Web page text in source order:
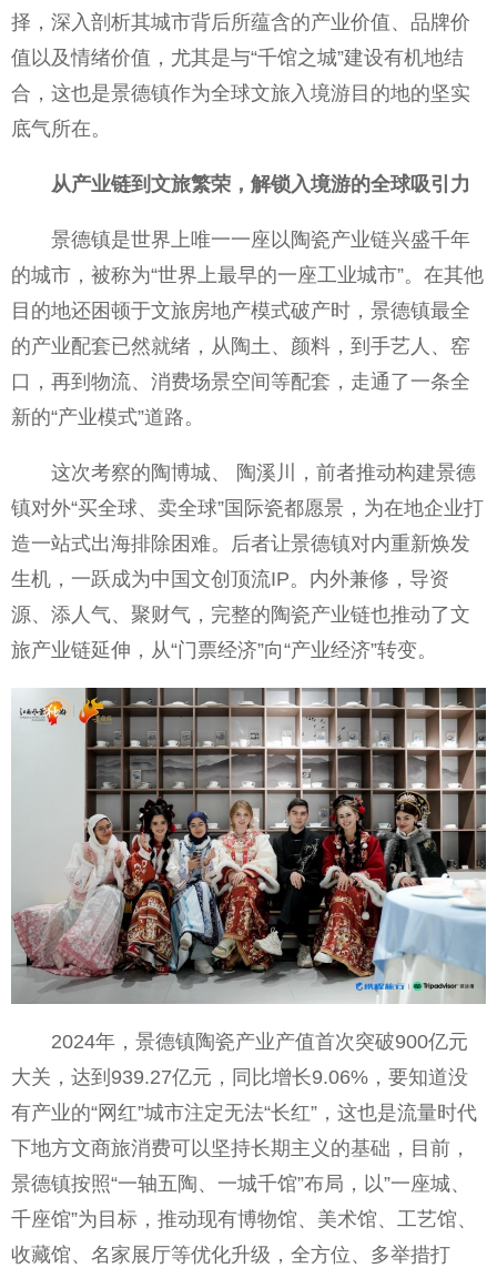
择，深入剖析其城市背后所蕴含的产业价值、品牌价
值以及情绪价值，尤其是与“千馆之城”建设有机地结
合，这也是景德镇作为全球文旅入境游目的地的坚实
底气所在。
从产业链到文旅繁荣，解锁入境游的全球吸引力
景德镇是世界上唯一一座以陶瓷产业链兴盛千年
的城市，被称为“世界上最早的一座工业城市”。在其他
目的地还困顿于文旅房地产模式破产时，景德镇最全
的产业配套已然就绪，从陶土、颜料，到手艺人、窑
口，再到物流、消费场景空间等配套，走通了一条全
新的“产业模式”道路。
这次考察的陶博城、 陶溪川，前者推动构建景德
镇对外“买全球、卖全球”国际瓷都愿景，为在地企业打
造一站式出海排除困难。后者让景德镇对内重新焕发
生机，一跃成为中国文创顶流IP。内外兼修，导资
源、添人气、聚财气，完整的陶瓷产业链也推动了文
旅产业链延伸，从“门票经济”向“产业经济”转变。
2024年，景德镇陶瓷产业产值首次突破900亿元
大关，达到939.27亿元，同比增长9.06%，要知道没
有产业的“网红”城市注定无法“长红”，这也是流量时代
下地方文商旅消费可以坚持长期主义的基础，目前，
景德镇按照“一轴五陶、一城千馆”布局，以”一座城、
千座馆”为目标，推动现有博物馆、美术馆、工艺馆、
收藏馆、名家展厅等优化升级，全方位、多举措打